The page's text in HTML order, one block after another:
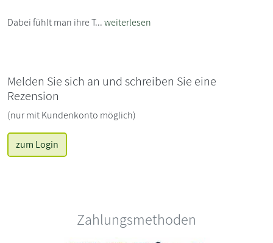
Dabei fühlt man ihre T...weiterlesen
Melden Sie sich an und schreiben Sie eine
Rezension
(nur mit Kundenkonto möglich)
zum Login
Zahlungsmethoden